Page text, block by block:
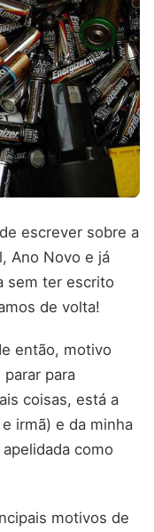
escrever sobre a
Ano Novo e já
sem ter escrito
de volta!
então, motivo
para
coisas, está a
irmã) e da minha
como
motivos de